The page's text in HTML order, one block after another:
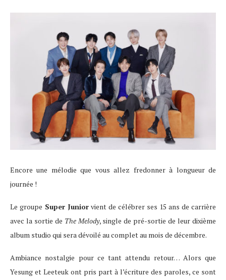
Encore une mélodie que vous allez fredonner à longueur de
journée !
Le groupe Super Junior vient de célébrer ses 15 ans de carrière
avec la sortie de The Melody, single de pré-sortie de leur dixième
album studio qui sera dévoilé au complet au mois de décembre.
Ambiance nostalgie pour ce tant attendu retour… Alors que
Yesung et Leeteuk ont pris part à l’écriture des paroles, ce sont